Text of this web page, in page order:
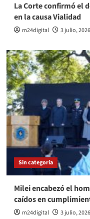
La Corte confirmó el
en la causa Vialidad
m24digital 3 julio, 2026
Sin categoría
Milei encabezó el
caídos en
m24digital 3 julio, 2026